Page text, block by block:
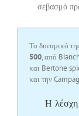
σεβασμό
Το δυναμικό
500, από
και Bertone
και την
Η λέσχη